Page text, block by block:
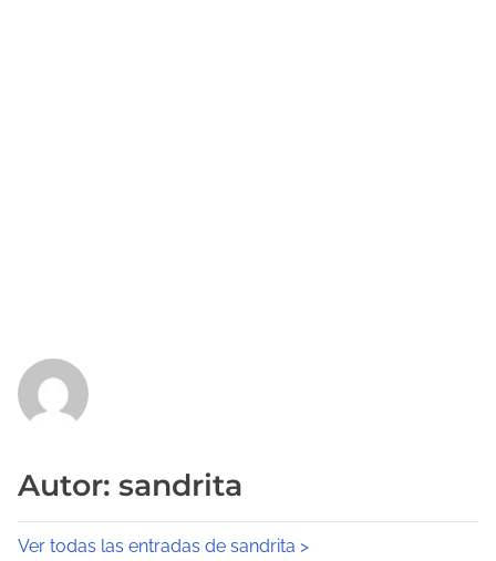
Autor: sandrita
Ver todas las entradas de sandrita >